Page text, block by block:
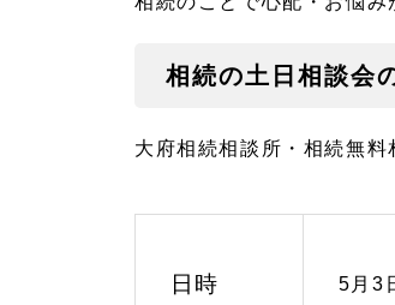
相続の土日相談会
大府相続相談所・相続無料
日時 5月3